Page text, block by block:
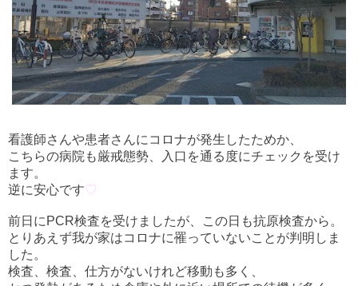
看護師さんや患者さんにコロナが発生したためか、
こちらの病院も厳戒態勢、入口を通る度にチェックを受け
ます。
逆に安心です♡
前日にPCR検査を受けましたが、この日も抗原検査から。
とりあえず我が家はコロナに罹っていないことが判明しま
した。
検査、検査、仕方がないけれど移動も多く、